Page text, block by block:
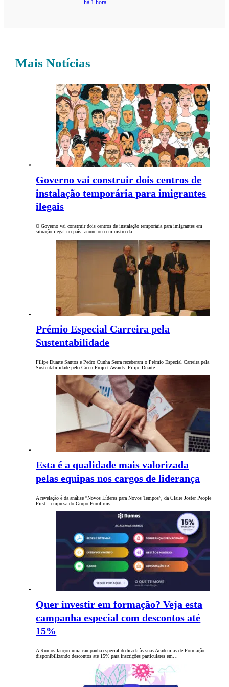
há 1 hora
Mais Notícias
Governo vai construir dois centros de
instalação temporária para imigrantes
ilegais
O Governo vai construir dois centros de instalação temporária para imigrantes em
situação ilegal no país, anunciou o ministro da…
Prémio Especial Carreira pela
Sustentabilidade
Filipe Duarte Santos e Pedro Cunha Serra receberam o Prémio Especial Carreira pela
Sustentabilidade pelo Green Project Awards. Filipe Duarte…
Esta é a qualidade mais valorizada
pelas equipas nos cargos de liderança
A revelação é da análise “Novos Líderes para Novos Tempos”, da Claire Joster People
First – empresa do Grupo Eurofirms,…
Quer investir em formação? Veja esta
campanha especial com descontos até
15%
A Rumos lançou uma campanha especial dedicada às suas Academias de Formação,
disponibilizando descontos até 15% para inscrições particulares em…